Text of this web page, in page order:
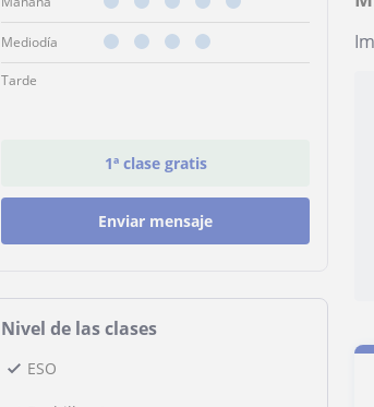
Mediodía
Tarde
1ª clase gratis
Enviar mensaje
Nivel de las clases
ESO